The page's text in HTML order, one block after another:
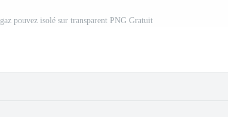
gaz pouvez isolé sur transparent PNG Gratuit